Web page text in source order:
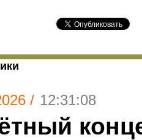
/ 12:31:08